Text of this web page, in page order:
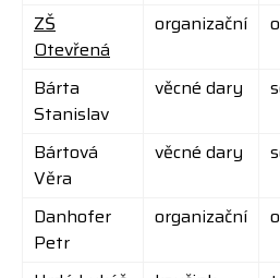
ZŠ
Otevřená
organizační
Bárta
Stanislav
věcné dary
Bártová
Věra
věcné dary
Danhofer
Petr
organizační